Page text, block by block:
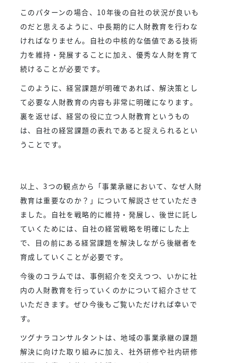
このパターンの場合、10年後の自社の状況が良いも
のだと思えるように、中長期的に人財教育を行わな
ければなりません。自社の中核的な価値である技術
力を維持・発展することに加え、優秀な人財を育て
続けることが必要です。
このように、経営課題が明確であれば、解決策とし
て必要な人財教育の内容も非常に明確になります。
裏を返せば、経営の役に立つ人財教育というもの
は、自社の経営課題の表れであると捉えられるとい
うことです。
以上、3つの観点から「事業承継において、なぜ人財
教育は重要なのか？」について解説させていただき
ました。自社を戦略的に維持・発展し、後世に託し
ていくためには、自社の経営戦略を明確にした上
で、目の前にある経営課題を解決しながら後継者を
育成していくことが必要です。
今後のコラムでは、事例紹介を交えつつ、いかに社
内の人財教育を行っていくのかについて紹介させて
いただきます。ぜひ今後もご覧いただければ幸いで
す。
ツグナラコンサルタントは、地域の事業承継の課題
解決に向けた取り組みに加え、社外研修や社内研修